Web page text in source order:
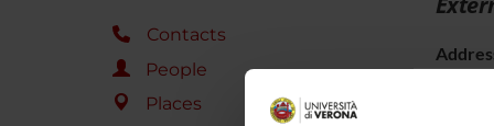
Contacts
People
Places